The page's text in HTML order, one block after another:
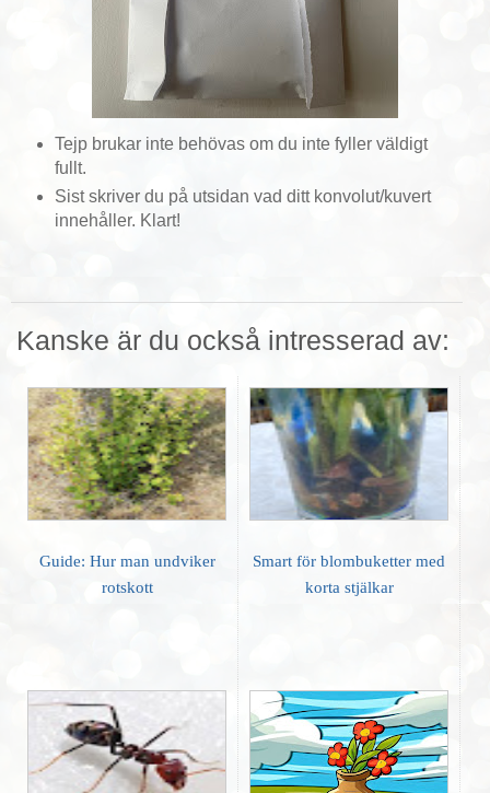
Tejp brukar inte behövas om du inte fyller väldigt
fullt.
Sist skriver du på utsidan vad ditt konvolut/kuvert
innehåller. Klart!
Kanske är du också intresserad av:
Guide: Hur man undviker
rotskott
Smart för blombuketter med
korta stjälkar